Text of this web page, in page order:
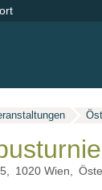
1020 Wien